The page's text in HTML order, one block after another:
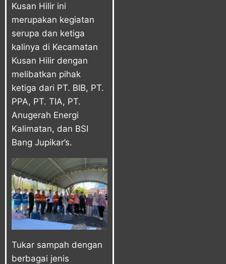
Kusan Hilir ini
merupakan kegiatan
serupa dan ketiga
kalinya di Kecamatan
Kusan Hilir dengan
melibatkan pihak
ketiga dari PT. BIB, PT.
PPA, PT. TIA, PT.
Anugerah Energi
Kalimatan, dan BSI
Bang Jupikar’s.
Tukar sampah dengan
berbagai jenis